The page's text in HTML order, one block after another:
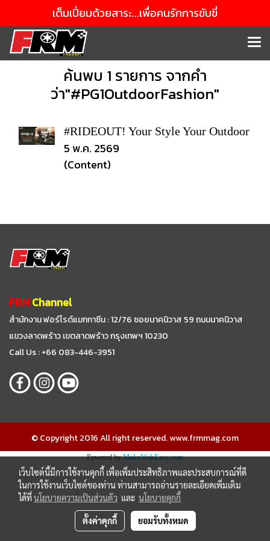
เต็มเปี่ยมด้วยสาระ...เพื่อคนรักการขับขี่
ค้นพบ 1 รายการ จากคำ
ว่า"#PG1OutdoorFashion"
#RIDEOUT! Your Style Your Outdoor
5 พ.ค. 2569
(Content)
FRMChannel
สำนักงาน ฟอร์ไรด์แมกกาซีน : 12/76 ซอยนาคนิวาส 59ถนนนาคนิวาส
แขวงลาดพร้าว เขตลาดพร้าว กรุงเทพฯ 10230
Call Us : +66 083-446-3951
© Copyright 2016 All right reserved. www.frmmag.com
Powered byMakeWebEasy.com
เว็บไซต์นี้มีการใช้งานคุกกี้ เพื่อเพิ่มประสิทธิภาพและประสบการณ์ที่ดี
ในการใช้งานเว็บไซต์ของท่าน ท่านสามารถอ่านรายละเอียดเพิ่มเติม
ได้ที่นโยบายความเป็นส่วนตัว และ นโยบายคุกกี้
ตั้งค่าคุกกี้ ยอมรับทั้งหมด